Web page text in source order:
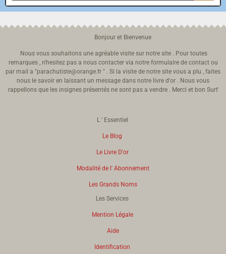
Bonjour et Bienvenue
Nous vous souhaitons une agréable visite sur notre site . Pour toutes
remarques , n'hesitez pas a nous contacter via notre formulaire de contact ou
par mail a "parachutiste@orange.fr " . Si la visite de notre site vous a plu , faites
nous le savoir en laissant un message dans notre livre d'or . Nous vous
rappellons que les insignes présentés ne sont pas a vendre . Merci et bon Surf
L ' Essentiel
Le Blog
Le Livre D'or
Modalité de l' Abonnement
Les Grands Noms
Les Services
Mention Légale
Aide
Identification